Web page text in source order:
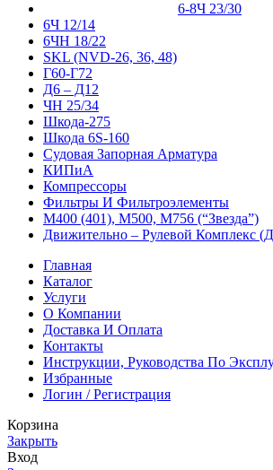
6-8Ч 23/30
6Ч 12/14
6ЧН 18/22
SKL (NVD-26, 36, 48)
Г60-Г72
Д6 – Д12
ЧН 25/34
Шкода-275
Шкода 6S-160
Судовая Запорная Арматура
КИПиА
Компрессоры
Фильтры И Фильтроэлементы
М400 (401), М500, М756 (“Звезда”)
Движительно – Рулевой Комплекс
Главная
Каталог
Услуги
О Компании
Доставка И Оплата
Контакты
Инструкции, Руководства По
Избранные
Логин / Регистрация
Корзина
Закрыть
Вход